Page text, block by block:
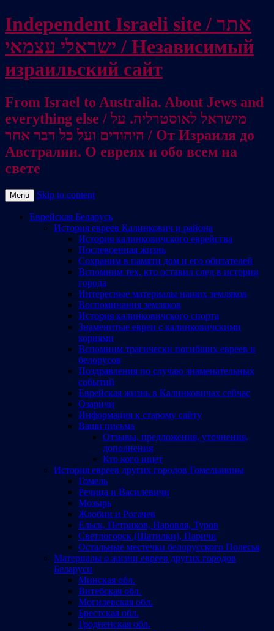
Independent Israeli site / אתר
ישראלי עצמאי / Независимый
израильский сайт
From Israel to Australia. About Jews and
everything else / מישראל לאוסטרליה. על
היהודים ועל כל דבר אחר / От Израиля до
Австралии. О евреях и обо всем на
свете
Menu Skip to content
Еврейская Беларусь
История евреев Калинкович и района
История калинковичского еврейства
Послевоенная жизнь
Сохраним в памяти дом и его обитателей
Вспомним тех, кто оставил след в истории
города
Интересные материалы наших земляков
Воспоминания земляков
История калинковичского спорта
Знаменитые евреи с калинковичскими
корнями
Вспомним трагически погибших евреев и
белорусов
Поздравления по случаю знаменательных
событий
Еврейская жизнь в Калинковичах сейчас
Озаричи
Информация к старому сайту
Ваши письма
Отзывы, предложения, уточнения,
дополнения
Кто кого ищет
История евреев других городов Гомельщины
Гомель
Речица и Василевичи
Мозырь
Жлобин и Рогачев
Ельск, Петриков, Наровля, Туров
Светлогорск (Шатилки), Паричи
Остальные местечки белорусского Полесья
Материалы о жизни евреев других городов
Беларуси
Минская обл.
Витебская обл.
Могилевская обл.
Брестская обл.
Гродненская обл.